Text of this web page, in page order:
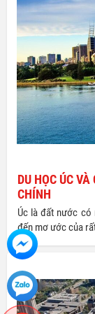
DU HỌC ÚC
CHÍNH
Úc là đất nước có
đến mơ ước của
đang tạo nhiều
viên quốc tế, nổi
Student Visa
minh tài chính áp
cao đẳng, đại học